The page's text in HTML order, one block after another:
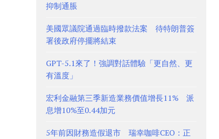
抑制通脹
美國眾議院通過臨時撥款法案 待特朗普簽
署後政府停擺將結束
GPT-5.1來了！強調對話體驗「更自然、更
有溫度」
宏利金融第三季新造業務價值增長11% 派
息增10%至0.44加元
5年前因財務造假退市 瑞幸咖啡CEO：正